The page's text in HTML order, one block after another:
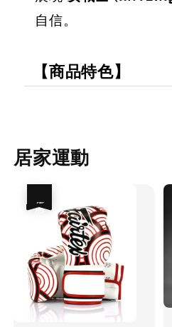
自信。
【商品特色】
居家運動